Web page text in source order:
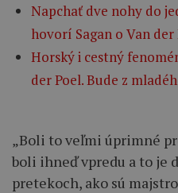
Napchať dve nohy do
hovorí Sagan o Van der
Horský i cestný
der Poel. Bude z
„Boli to veľmi úprimné
boli ihneď vpredu a to je
pretekoch, ako sú